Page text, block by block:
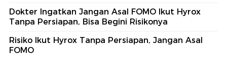
Dokter Ingatkan Jangan Asal FOMO Ikut Hyrox
Tanpa Persiapan, Bisa Begini Risikonya
Risiko Ikut Hyrox Tanpa Persiapan, Jangan Asal
FOMO